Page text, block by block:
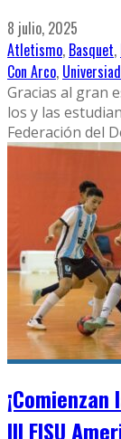
8 julio, 2025
Atletismo, Basquet,
Con Arco,
Gracias al gran
los y las
Federación del
III FISU